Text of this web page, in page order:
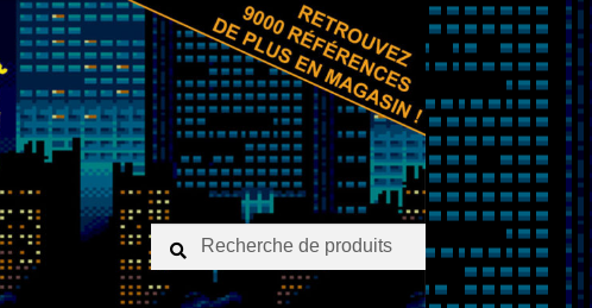
Recherche
pour :
Recherche